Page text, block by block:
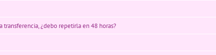
transferencia, ¿debo repetirla en 48 horas?